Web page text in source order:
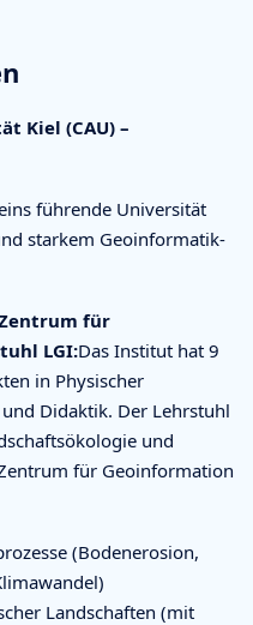
Kiel (CAU) –
führende Universität
starkem Geoinformatik-
für
LGI:Das Institut hat 9
in Physischer
Didaktik. Der Lehrstuhl
und
für Geoinformation
(Bodenerosion,
Landschaften (mit